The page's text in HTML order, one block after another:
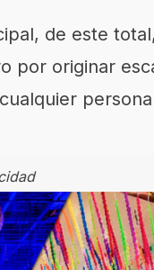
de este
por originar